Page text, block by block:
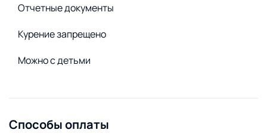
Отчетные документы
Курение запрещено
Можно с детьми
Способы оплаты